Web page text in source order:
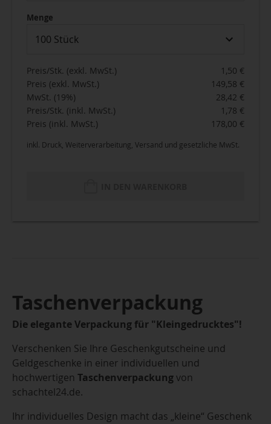
Menge
100 Stück
Preis/Stk. (exkl. MwSt.)
Preis (exkl. MwSt.)
MwSt. (19%)
Preis/Stk. (inkl. MwSt.)
Preis (inkl. MwSt.)
1,50 €
149,58 €
28,42 €
1,78 €
178,00 €
inkl. Druck, Weiterverarbeitung, Versand und gesetzliche MwSt.
Taschenverpackung
Die elegante Verpackung für "Kleingedrucktes"!
Verschenken Sie Ihre Geschenkgutscheine und
Geldgeschenke in einer individuellen und
hochwertigen Taschenverpackungvon
schachtel24.de.
Ihr individuelles Design macht das „kleine“ Geschenk